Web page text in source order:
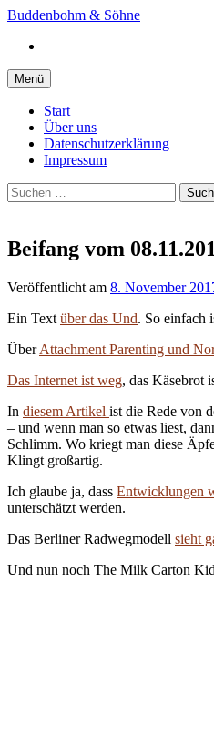
Springe
Inhalt
Buddenbohm & Söhne
Menü
Start
Über uns
Datenschutzerklärung
Impressum
Suchen
nach:
Beifang vom
Veröffentlicht am 8. November
Ein Text über das Und. So einfach
ÜberAttachment Parenting und
Das Internet ist weg, das Käsebrot
In diesem Artikel ist die Rede von
– und wenn man so etwas liest,
Schlimm. Wo kriegt man diese
Klingt großartig.
Ich glaube ja, dass Entwicklungen
unterschätzt werden.
Das Berliner Radwegmodell sieht
Und nun noch The Milk Carton